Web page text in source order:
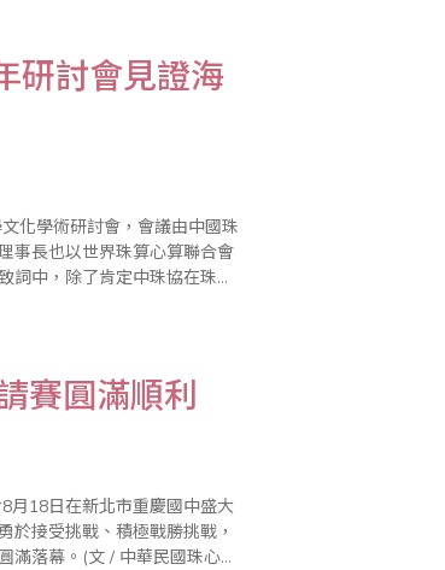
研討會見證海
化學術研討會，會議由中國珠
事長也以世界珠算心算聯合會
詞中，除了肯定中珠協在珠心
賽圓滿順利
月18日在新北市重慶國中盛大
於接受挑戰、積極戰勝挑戰，
滿落幕。(文 / 中華民國珠心算